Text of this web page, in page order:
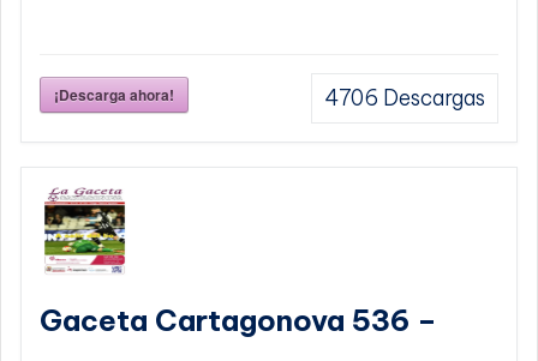
¡Descarga ahora! 4706 Descargas
Gaceta Cartagonova 536 –